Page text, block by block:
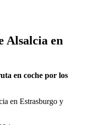
Alsalcia en
en coche por los
en Estrasburgo y